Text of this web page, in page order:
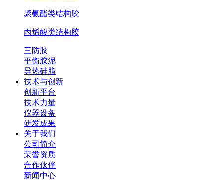
聚氨酯类结构胶
丙烯酸类结构胶
三防胶
平衡胶泥
导热硅脂
技术与创新
创新平台
技术力量
仪器设备
研发成果
关于我们
公司简介
荣誉资质
合作伙伴
新闻中心